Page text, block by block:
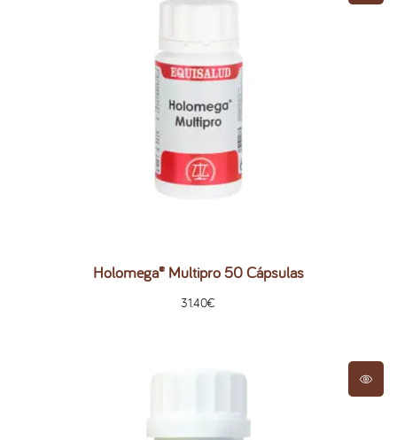
Holomega® Multipro 50 Cápsulas
31.40€